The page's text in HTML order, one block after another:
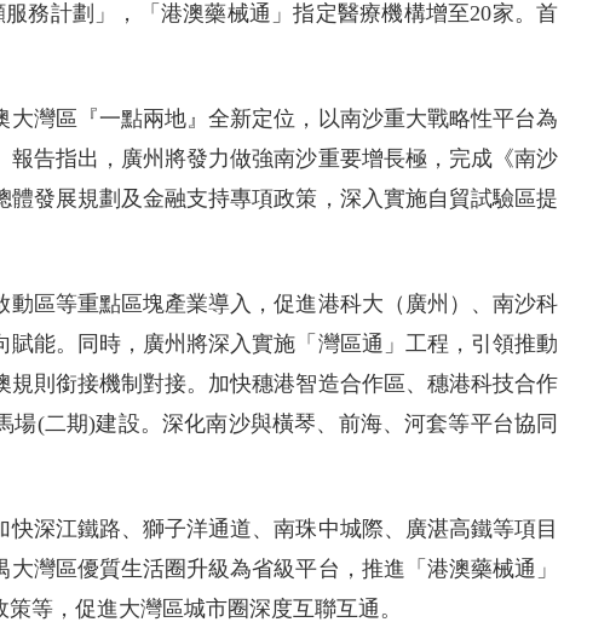
務計劃」，「港澳藥械通」指定醫療機構增至20家。首
灣區『一點兩地』全新定位，以南沙重大戰略性平台為
告指出，廣州將發力做強南沙重要增長極，完成《南沙
發展規劃及金融支持專項政策，深入實施自貿試驗區提
區等重點區塊產業導入，促進港科大（廣州）、南沙科
能。同時，廣州將深入實施「灣區通」工程，引領推動
則銜接機制對接。加快穗港智造合作區、穗港科技合作
(二期)建設。深化南沙與橫琴、前海、河套等平台協同
深江鐵路、獅子洋通道、南珠中城際、廣湛高鐵等項目
灣區優質生活圈升級為省級平台，推進「港澳藥械通」
等，促進大灣區城市圈深度互聯互通。